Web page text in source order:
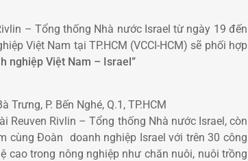
– Tổng thống Nhà nước Israel từ ngày 19 đến
Việt Nam tại TP.HCM (VCCI-HCM) sẽ phối hợp
nghiệp Việt Nam – Israel”
P. Bến Nghé, Q.1, TP.HCM
Reuven Rivlin – Tổng thống Nhà nước Israel, còn
cùng Đoàn doanh nghiệp Israel với trên 30 công
cao trong nông nghiệp như chăn nuôi, nuôi trồng